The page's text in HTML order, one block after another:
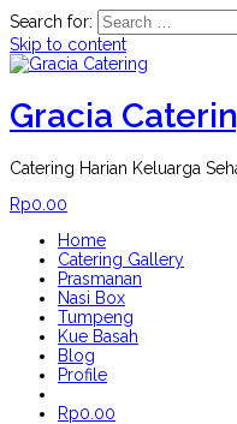
Search for:
Skip to content
Gracia
Catering Harian Keluarga
Rp0.00
Home
Catering Gallery
Prasmanan
Nasi Box
Tumpeng
Kue Basah
Blog
Profile
Rp0.00